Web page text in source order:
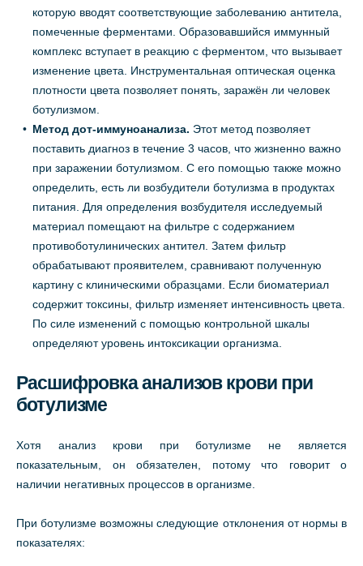
которую вводят соответствующие заболеванию антитела,
помеченные ферментами. Образовавшийся иммунный
комплекс вступает в реакцию с ферментом, что вызывает
изменение цвета. Инструментальная оптическая оценка
плотности цвета позволяет понять, заражён ли человек
ботулизмом.
Метод дот-иммуноанализа. Этот метод позволяет
поставить диагноз в течение 3 часов, что жизненно важно
при заражении ботулизмом. С его помощью также можно
определить, есть ли возбудители ботулизма в продуктах
питания. Для определения возбудителя исследуемый
материал помещают на фильтре с содержанием
противоботулинических антител. Затем фильтр
обрабатывают проявителем, сравнивают полученную
картину с клиническими образцами. Если биоматериал
содержит токсины, фильтр изменяет интенсивность цвета.
По силе изменений с помощью контрольной шкалы
определяют уровень интоксикации организма.
Расшифровка анализов крови при
ботулизме
Хотя анализ крови при ботулизме не является
показательным, он обязателен, потому что говорит о
наличии негативных процессов в организме.
При ботулизме возможны следующие отклонения от нормы в
показателях: